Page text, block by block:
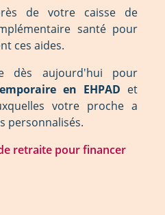
de votre caisse de
santé pour
ces aides.
dès aujourd'hui pour
en EHPAD et
votre proche a
personnalisés.
retraite pour financer